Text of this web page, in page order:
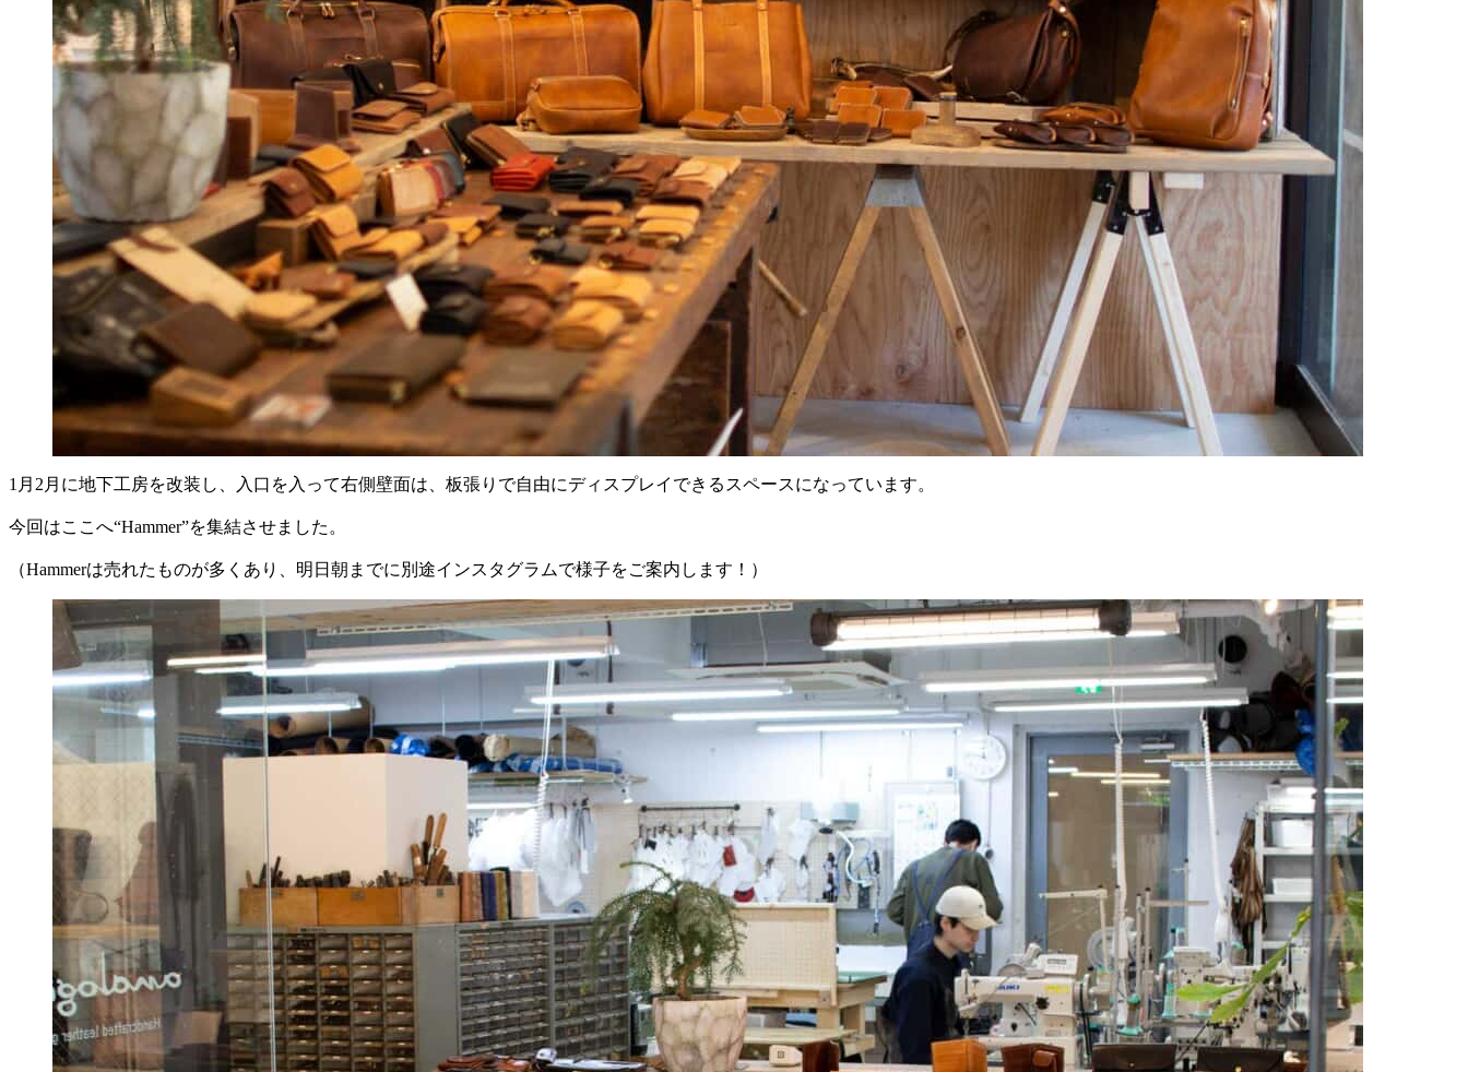
1月2月に地下工房を改装し、入口を入って右側壁面は、板張りで自由にディスプレイできるスペースになっています。
今回はここへ“Hammer”を集結させました。
（Hammerは売れたものが多くあり、明日朝までに別途インスタグラムで様子をご案内します！）